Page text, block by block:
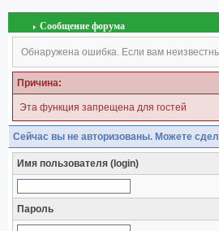
Сообщение форума
Обнаружена ошибка. Если вам
Причина:
Эта функция запрещена для гостей
Сейчас вы не авторизованы. Можете
Имя пользователя (login)
Пароль